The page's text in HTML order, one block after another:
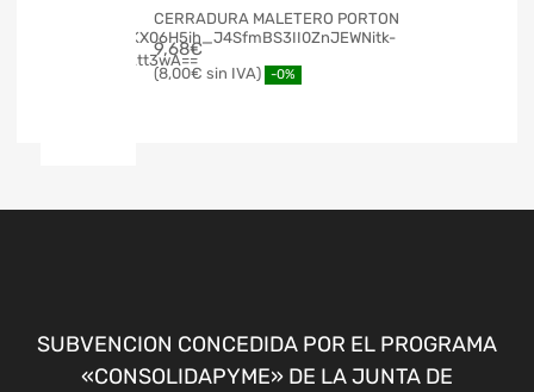
CERRADURA MALETERO PORTON
9,68€
8,00€ -0%
SUBVENCION CONCEDIDA POR EL PROGRAMA
«CONSOLIDAPYME» DE LA JUNTA DE